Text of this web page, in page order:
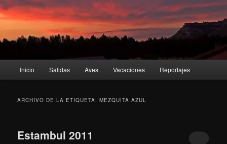
Inicio Salidas Aves Vacaciones Reportajes
ARCHIVO DE LA ETIQUETA:MEZQUITA AZUL
Estambul 2011